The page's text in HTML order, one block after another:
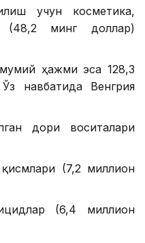
учун косметика,
(48,2 минг доллар)
ҳажми эса 128,3
навбатида Венгрия
дори воситалари
(7,2 миллион
(6,4 миллион